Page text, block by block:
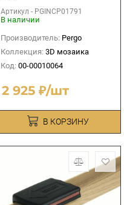
Артикул - PGINCP01791
В наличии
Производитель: Pergo
Коллекция: 3D мозаика
Код: 00-00010064
2 925 ₽/шт
В КОРЗИНУ